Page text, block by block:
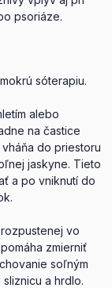
psoriáze.
sóterapiu.
alebo
na častice
do priestoru
jaskyne. Tieto
a po vniknutí do
vo
zmierniť
soľným
a hrdlo.